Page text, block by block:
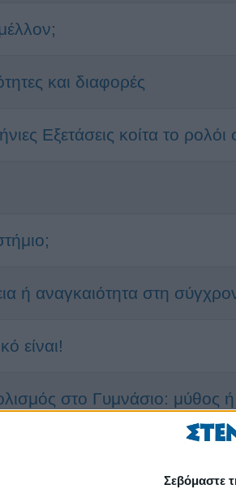
Σεβόμαστε
και διαφορές
Εξετάσεις κοίτα το ρολόι
ή αναγκαιότητα στη
είναι!
στο Γυμνάσιο: μύθος ή
το 2025: Προκλήσεις